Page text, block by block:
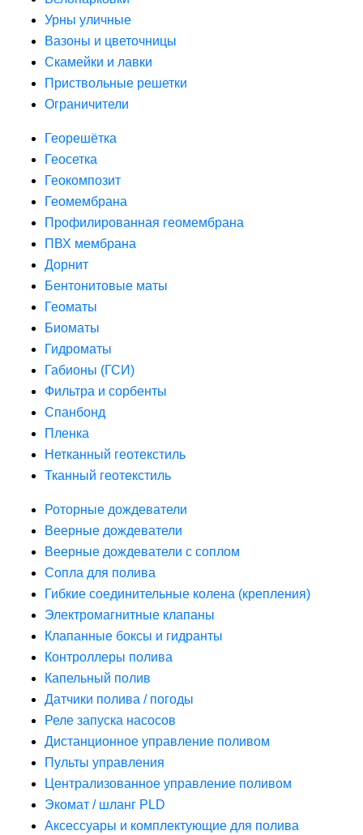
Урны уличные
Вазоны и цветочницы
Скамейки и лавки
Приствольные решетки
Ограничители
Георешётка
Геосетка
Геокомпозит
Геомембрана
Профилированная геомембрана
ПВХ мембрана
Дорнит
Бентонитовые маты
Геоматы
Биоматы
Гидроматы
Габионы (ГСИ)
Фильтра и сорбенты
Спанбонд
Пленка
Нетканный геотекстиль
Тканный геотекстиль
Роторные дождеватели
Веерные дождеватели
Веерные дождеватели с соплом
Сопла для полива
Гибкие соединительные колена (крепления)
Электромагнитные клапаны
Клапанные боксы и гидранты
Контроллеры полива
Капельный полив
Датчики полива / погоды
Реле запуска насосов
Дистанционное управление поливом
Пульты управления
Централизованное управление поливом
Экомат / шланг PLD
Аксессуары и комплектующие для полива